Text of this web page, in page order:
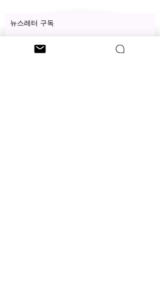
뉴스레터 구독